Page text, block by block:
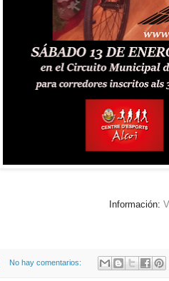
Información:
No hay comentarios: